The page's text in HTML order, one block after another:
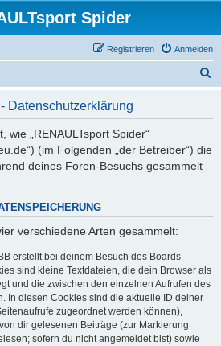
Spider
Anmelden
Registrieren
Datenschutzerklärung
wie „RENAULTsport Spider“
(im Folgenden „der Betreiber“) die
deines Foren-Besuchs gesammelt
verschiedene Arten gesammelt:
erstellt bei deinem Besuch des Boards
sind kleine Textdateien, die dein Browser als
und die zwischen den einzelnen Aufrufen des
In diesen Cookies sind die aktuelle ID deiner
zugeordnet werden können),
dir gelesenen Beiträge (zur Markierung
sofern du nicht angemeldet bist) sowie